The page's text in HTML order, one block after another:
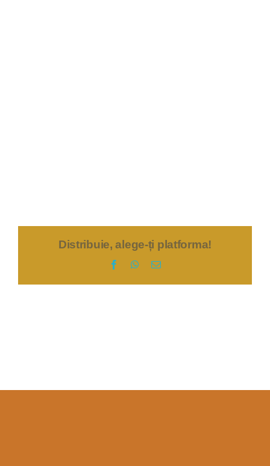
Distribuie, alege-ți platforma!
FacebookWhatsApp
E-